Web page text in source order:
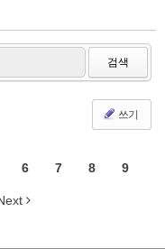
검색
쓰기
6 7 8 9